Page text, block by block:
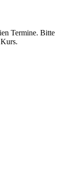
Termine. Bitte